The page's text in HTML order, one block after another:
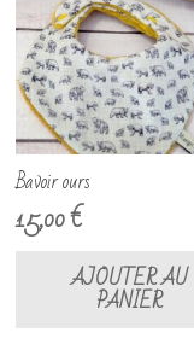
Bavoir ours
15,00€
AJOUTER AU
PANIER